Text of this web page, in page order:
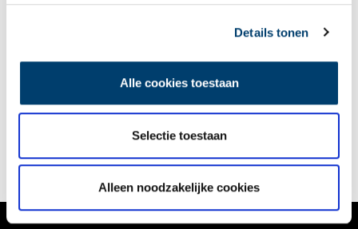
Details tonen
Alle cookies toestaan
Selectie toestaan
Alleen noodzakelijke cookies
om naar het strand te gaan. En dat deden ze dan ook, de
middag was er plotseling een enorme knal uit zee. Een mijn
men ging liever naar huis…